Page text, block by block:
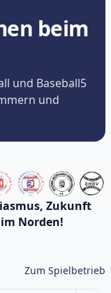
beim
und Baseball5
und
Zukunft
Norden!
Zum Spielbetrieb